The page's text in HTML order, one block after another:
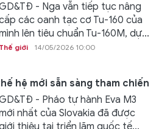
- Nga vẫn tiếp tục nâng
các oanh tạc cơ Tu-160 của
lên tiêu chuẩn Tu-160M, dự...
Thế giới 14/05/2026 10:00
hệ mới sẵn sàng tham chiến
- Pháo tự hành Eva M3
nhất của Slovakia đã được
thiệu tại triển lãm quốc tế...